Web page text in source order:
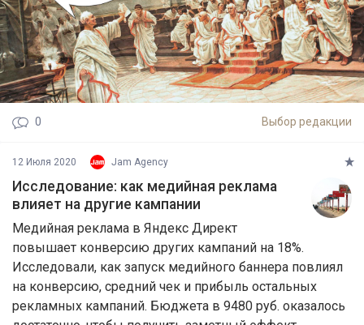
Выбор редакции
0
12 Июля 2020 Jam Agency
Исследование: как медийная реклама
влияет на другие кампании
Медийная реклама в Яндекс Директ
повышает конверсию других кампаний на 18%.
Исследовали, как запуск медийного баннера повлиял
на конверсию, средний чек и прибыль остальных
рекламных кампаний. Бюджета в 9480 руб. оказалось